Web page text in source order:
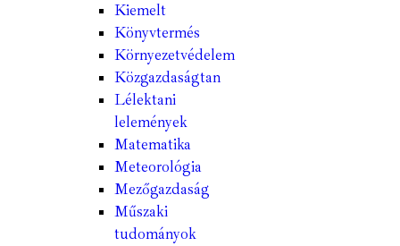
Kiemelt
Könyvtermés
Környezetvédelem
Közgazdaságtan
Lélektani
lelemények
Matematika
Meteorológia
Mezőgazdaság
Műszaki
tudományok